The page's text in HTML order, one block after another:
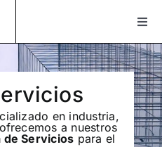
en industria,
a nuestros
de Servicios para el